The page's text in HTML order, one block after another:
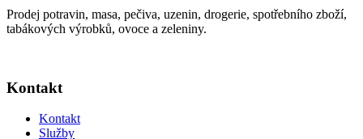
Prodej potravin, masa, pečiva, uzenin, drogerie, spotřebního zboží,
tabákových výrobků, ovoce a zeleniny.
Kontakt
Kontakt
Služby